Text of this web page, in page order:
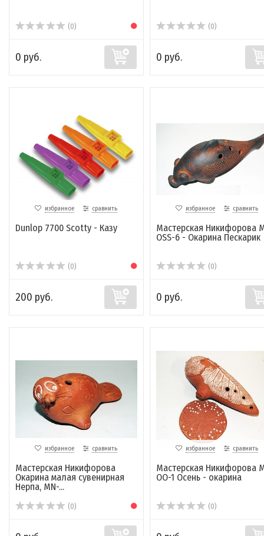
(0)
0 руб.
(0)
0 руб.
избранное сравнить
Dunlop 7700 Scotty - Казу
(0)
200 руб.
избранное сравнить
Мастерская Никифорова
OSS-6 - Окарина Пескарик
(0)
0 руб.
избранное сравнить
Мастерская Никифорова
Окарина малая сувенирная
Нерпа, MN-...
(0)
избранное сравнить
Мастерская Никифорова
OO-1 Осень - окарина
(0)